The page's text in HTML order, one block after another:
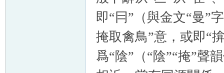
即“冃”（與金文“曼”
掩取禽鳥”意，或即“
爲“陰”（“陰”“掩”聲